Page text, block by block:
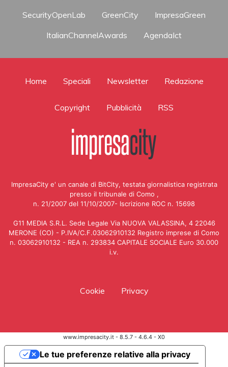
SecurityOpenLab
GreenCity
ImpresaGreen
ItalianChannelAwards
AgendaIct
Home Speciali Newsletter Redazione
Copyright Pubblicità RSS
ImpresaCity e' un canale di BitCity, testata giornalistica registrata
presso il tribunale di Como ,
n. 21/2007 del 11/10/2007- Iscrizione ROC n. 15698
G11 MEDIA S.R.L. Sede Legale Via NUOVA VALASSINA, 4 22046
MERONE (CO) - P.IVA/C.F.03062910132 Registro imprese di Como
n. 03062910132 - REA n. 293834 CAPITALE SOCIALE Euro 30.000
i.v.
Cookie Privacy
www.impresacity.it - 8.5.7 - 4.6.4 - X0
Le tue preferenze relative alla privacy